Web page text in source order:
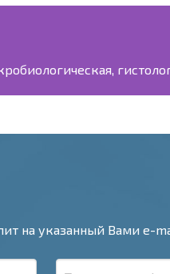
на указанный Вами e-